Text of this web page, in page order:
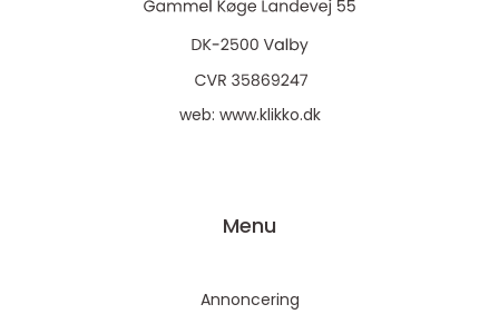
web: www.klikko.dk
Menu
Annoncering